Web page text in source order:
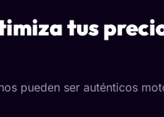
tus
pueden ser auténticos